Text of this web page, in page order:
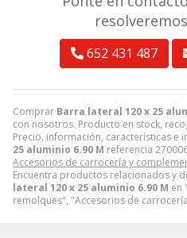
Comprar Barra lateral 120 x 25
con nosotros. Producto en stock,
Precio, información, características e
25 aluminio 6.90 M referencia
Accesorios de carrocería y
Encuentra productos relacionados y
lateral 120 x 25 aluminio 6.90 M en
remolques", "Accesorios de
652 431 487